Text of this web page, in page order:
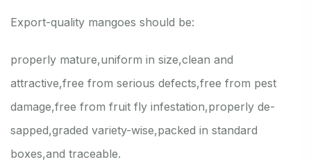
Export-quality mangoes should be:
properly mature,uniform in size,clean and
attractive,free from serious defects,free from pest
damage,free from fruit fly infestation,properly de-
sapped,graded variety-wise,packed in standard
boxes,and traceable.